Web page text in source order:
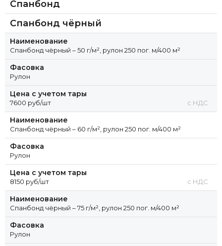
Спанбонд
Спанбонд чёрный
Наименование
Спанбонд чёрный – 50 г/м², рулон 250 пог. м/400 м²
Фасовка
Рулон
Цена с учетом тары
7600 руб/шт с НДС
Наименование
Спанбонд чёрный – 60 г/м², рулон 250 пог. м/400 м²
Фасовка
Рулон
Цена с учетом тары
8150 руб/шт с НДС
Наименование
Спанбонд чёрный – 75 г/м², рулон 250 пог. м/400 м²
Фасовка
Рулон